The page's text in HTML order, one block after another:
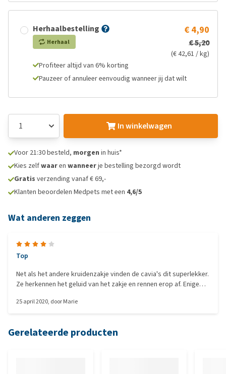
Herhaalbestelling
Herhaal
€ 4,90
€ 5,20
(€ 42,61 / kg)
Profiteer altijd van 6% korting
Pauzeer of annuleer eenvoudig wanneer jij dat wilt
In winkelwagen
Voor 21:30 besteld, morgen in huis*
Kies zelfwaaren wanneerje bestelling bezorgd wordt
Gratis verzending vanaf € 69,-
Klanten beoordelen Medpets met een 4,6/5
Wat anderen zeggen
Top
Net als het andere kruidenzakje vinden de cavia's dit superlekker.
Ze herkennen het geluid van het zakje en rennen erop af. Enige
25 april 2020, doorMarie
Gerelateerde producten